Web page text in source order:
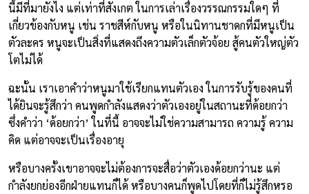
นี้มีที่มายังไง แต่เท่าที่สังเกต ในการเล่าเรื่องวรรณกรรมใดๆ ที่
เกี่ยวข้องกับหนู เช่น ราชสีห์กับหนู หรือในนิทานชาดกที่มีหนูเป็น
ตัวละคร หนูจะเป็นสิ่งที่แสดงถึงความตัวเล็กตัวจ้อย สู้คนตัวใหญ่ตัว
โตไม่ได้
ฉะนั้น เราเอาคำว่าหนูมาใช้เรียกแทนตัวเอง ในการรับรู้ของคนที่
ได้ยินจะรู้สึกว่า คนพูดกำลังแสดงว่าตัวเองอยู่ในสถานะที่ด้อยกว่า
ซึ่งคำว่า ‘ด้อยกว่า’ ในที่นี้ อาจจะไม่ใช่ความสามารถ ความรู้ ความ
คิด แต่อาจจะเป็นเรื่องอายุ
หรือบางครั้งเขาอาจจะไม่ต้องการจะสื่อว่าตัวเองด้อยกว่านะ แต่
กำลังยกย่องอีกฝ่ายแทนก็ได้ หรือบางคนก็พูดไปโดยที่ก็ไม่รู้สึกหรอ